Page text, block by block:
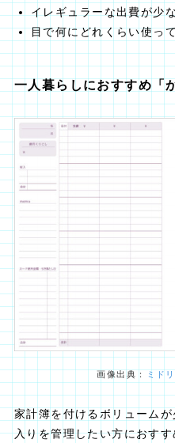
イレギュラーな出費が少
目で何にどれくらい使っ
一人暮らしにおすすめ「
画像出典： ミド
家計簿を付けるボリューム
入りを管理したい方におす